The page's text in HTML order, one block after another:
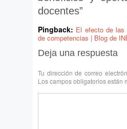
docentes”
Pingback: El efecto de las
de competencias | Blog de
Deja una respuesta
Tu dirección de correo
Los campos obligatorios están